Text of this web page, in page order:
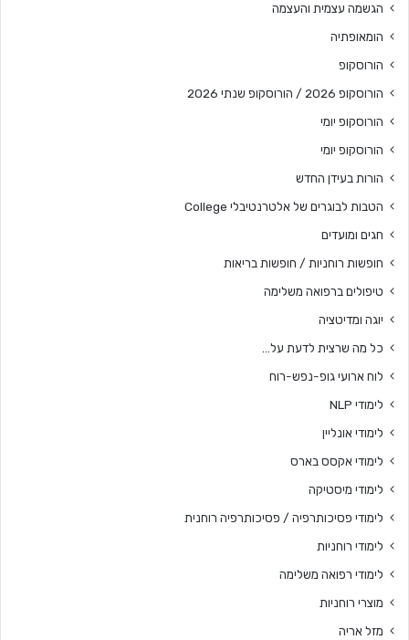
הגשמה עצמית והעצמה
הומאופתיה
הורוסקופ
הורוסקופ 2026 / הורוסקופ שנתי 2026
הורוסקופ יומי
הורוסקופ יומי
הורות בעידן החדש
הטבות לבוגרים של אלטרנטיבלי College
חגים ומועדים
חופשות רוחניות / חופשות בריאות
טיפולים ברפואה משלימה
יוגה ומדיטציה
כל מה שרצית לדעת על…
לוח ארועי גופ-נפש-רוח
לימודי NLP
לימודי אונליין
לימודי אקסס בארס
לימודי מיסטיקה
לימודי פסיכותרפיה / פסיכותרפיה רוחנית
לימודי רוחניות
לימודי רפואה משלימה
מוצרי רוחניות
מזל אריה